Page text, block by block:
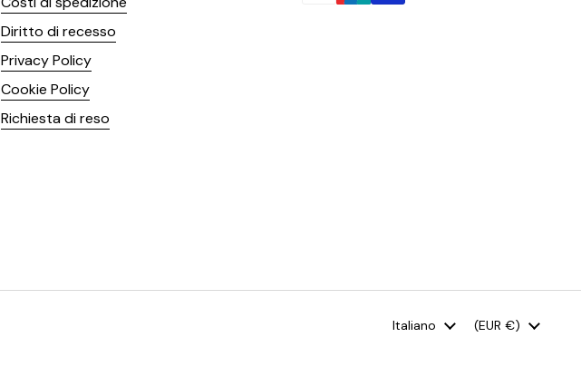
Diritto di recesso
Privacy Policy
Cookie Policy
Richiesta di reso
Lingua
Italiano Paese/Area
(EUR €)